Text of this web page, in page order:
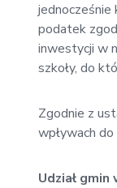
jednocześnie
podatek
inwestycji w
szkoły, do
Zgodnie z
wpływach
Udział